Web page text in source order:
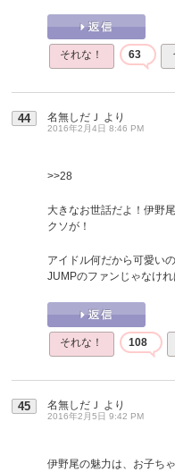
それな！ 63
44 名無しだＪ より
2016年2月4日 8:46 PM
>>28
大きなお世話だよ！伊野
クソが！
アイドル何だから可愛い
JUMPのファンじゃなけれ
それな！ 108
45 名無しだＪ より
2016年2月5日 9:42 PM
伊野尾の魅力は、お子ち